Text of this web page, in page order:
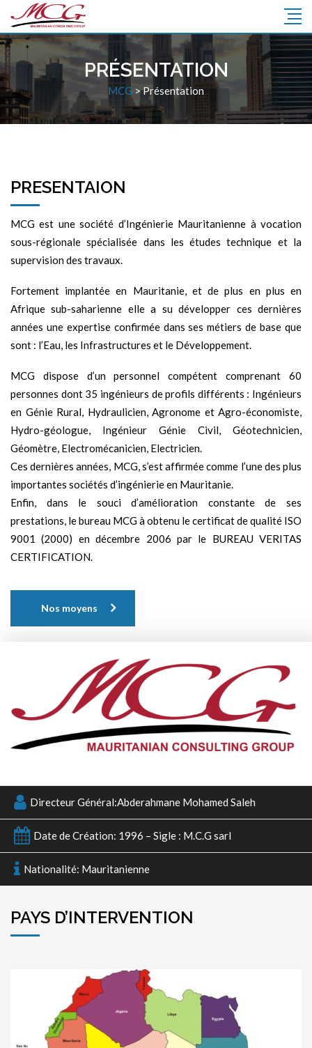
PRÉSENTATION
MCG >Présentation
PRESENTAION
MCG est une société d’Ingénierie Mauritanienne à vocation
sous-régionale spécialisée dans les études technique et la
supervision des travaux.
Fortement implantée en Mauritanie, et de plus en plus en
Afrique sub-saharienne elle a su développer ces dernières
années une expertise confirmée dans ses métiers de base que
sont : l’Eau, les Infrastructures et le Développement.
MCG dispose d’un personnel compétent comprenant 60
personnes dont 35 ingénieurs de profils différents : Ingénieurs
en Génie Rural, Hydraulicien, Agronome et Agro-économiste,
Hydro-géologue, Ingénieur Génie Civil, Géotechnicien,
Géomètre, Electromécanicien, Electricien.
Ces dernières années, MCG, s’est affirmée comme l’une des plus
importantes sociétés d’ingénierie en Mauritanie.
Enfin, dans le souci d’amélioration constante de ses
prestations, le bureau MCG à obtenu le certificat de qualité ISO
9001 (2000) en décembre 2006 par le BUREAU VERITAS
CERTIFICATION.
Nos moyens
Directeur Général:Abderahmane Mohamed Saleh
Date de Création: 1996 – Sigle : M.C.G sarl
Nationalité: Mauritanienne
PAYS D’INTERVENTION